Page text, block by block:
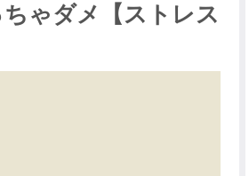
ゃダメ【ストレス